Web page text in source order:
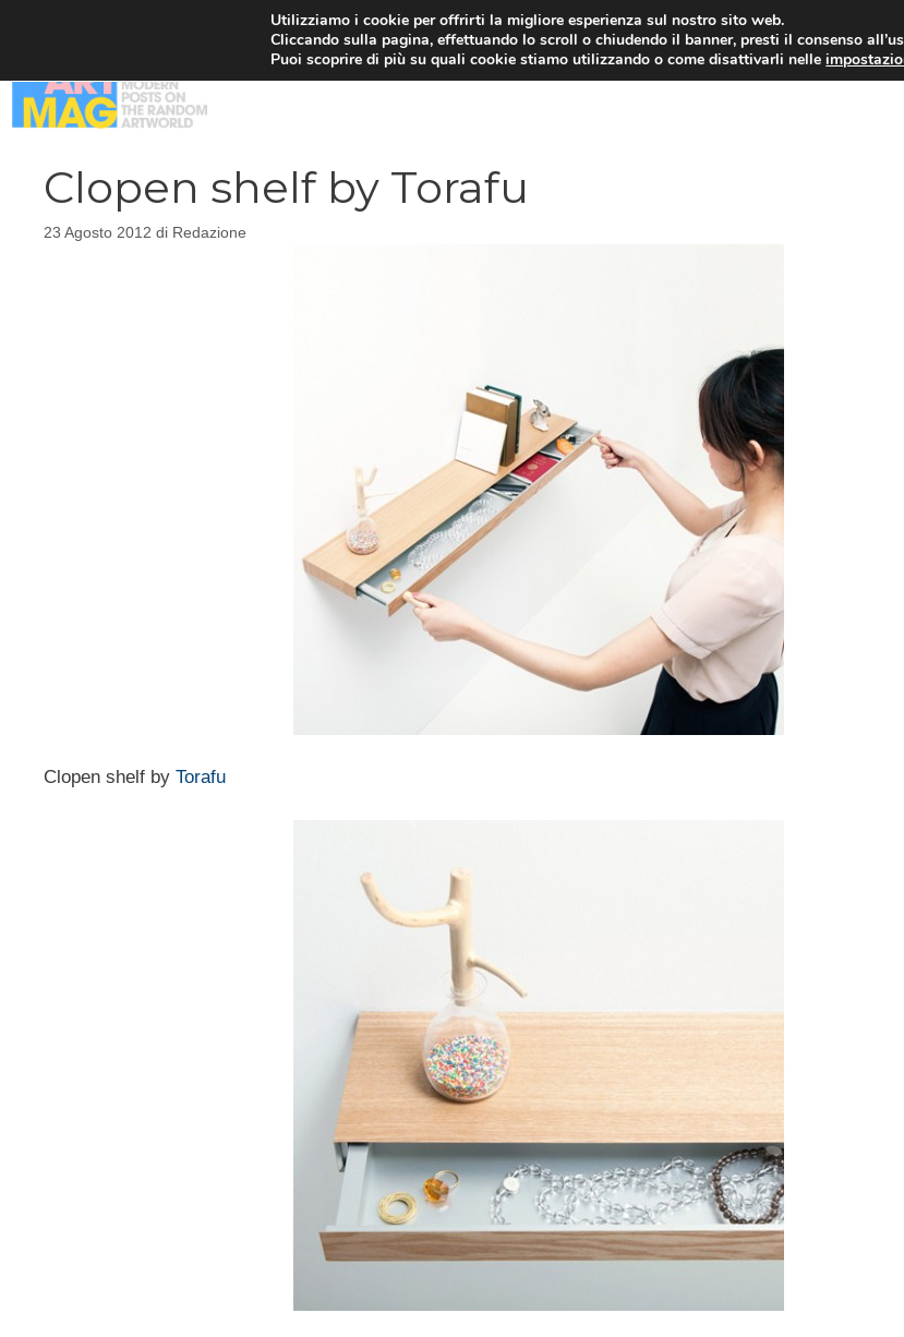
Clopen shelf by Torafu
23 Agosto 2012 di Redazione
Clopen shelf by Torafu
Utilizziamo i cookie per offrirti la migliore esperienza sul nostro sito web.
Cliccando sulla pagina, effettuando lo scroll o chiudendo il banner, presti il consenso
Puoi scoprire di più su quali cookie stiamo utilizzando o come disattivarli nelle